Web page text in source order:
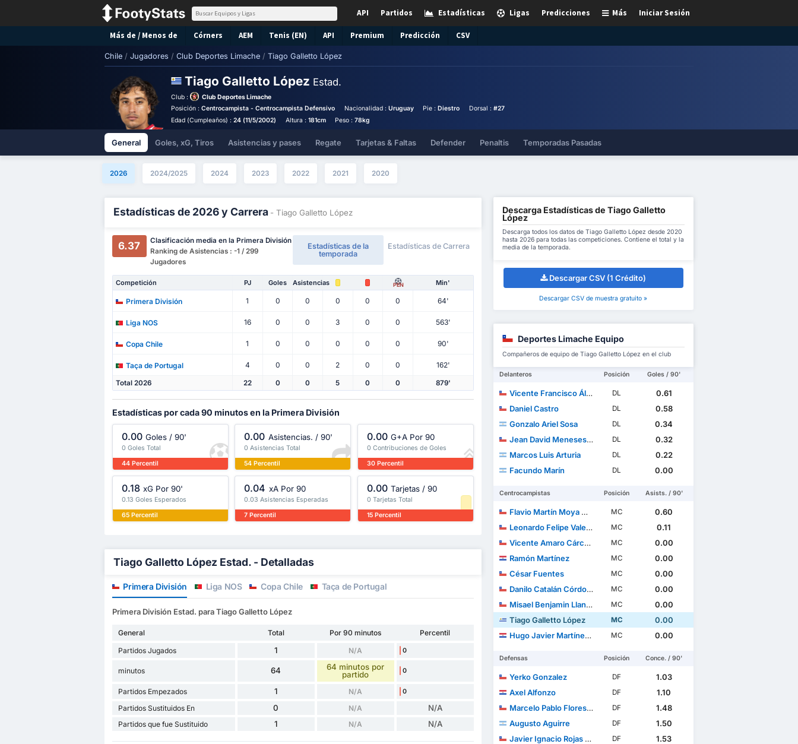
Iniciar Sesión
Más
Predicciones
Ligas
Estadísticas
Partidos
API
Más de / Menos de Córners AEM Tenis (EN) API Premium Predicción CSV
Chile / Jugadores / Club Deportes Limache / Tiago Galletto López
Tiago Galletto López Estad.
Club :
Club Deportes Limache
Posición :Centrocampista - Centrocampista Defensivo Nacionalidad : Uruguay Pie :Diestro Dorsal : #27
Edad (Cumpleaños) :24 (11/5/2002) Altura : 181cm Peso :78kg
General Goles, xG, Tiros Asistencias y pases Regate Tarjetas & Faltas Defender Penaltis Temporadas Pasadas
2026 2024/2025 2024 2023 2022 2021 2020
Estadísticas de 2026 y Carrera - Tiago Galletto López
6.37
Clasificación media en la Primera División
Ranking de Asistencias : -1 / 299
Jugadores
Estadísticas de la
temporada
Estadísticas de Carrera
Competición PJ Goles Asistencias PEN Min'
Primera División 1 0 0 0 0 0 64'
Liga NOS 16 0 0 3 0 0 563'
Copa Chile 1 0 0 0 0 0 90'
Taça de Portugal 4 0 0 2 0 0 162'
Total 2026 22 0 0 5 0 0 879'
Estadísticas por cada 90 minutos en la Primera División
0.00 Goles / 90'
0 Goles Total
44 Percentil
0.00 Asistencias. / 90'
0 Asistencias Total
54 Percentil
0.00 G+A Por 90
0 Contribuciones de Goles
30 Percentil
0.18 xG Por 90'
0.13 Goles Esperados
65 Percentil
0.04 xA Por 90
0.03 Asistencias Esperadas
7 Percentil
0.00 Tarjetas / 90
0 Tarjetas Total
15 Percentil
Tiago Galletto López Estad. - Detalladas
Primera División Liga NOS Copa Chile Taça de Portugal
Primera División Estad. para Tiago Galletto López
General Total Por 90 minutos
Percentil
Partidos Jugados
1 N/A 0
minutos 64
64 minutos por
partido
0
Partidos Empezados 1 N/A 0
Partidos Sustituidos En 0 N/A N/A
Partidos que fue Sustituido 1 N/A N/A
Descarga Estadísticas de Tiago Galletto
López
Descarga todos los datos de Tiago Galletto López desde 2020
hasta 2026 para todas las competiciones. Contiene el total y la
media de la temporada.
Descargar CSV (1 Crédito)
Descargar CSV de muestra gratuito »
Deportes Limache Equipo
Compañeros de equipo de Tiago Galletto López en el club
Delanteros Posición Goles / 90'
Vicente Francisco Álvarez Ulloz DL
0.61
Daniel Castro
DL
0.58
Gonzalo Ariel Sosa
DL
0.34
Jean David Meneses Villarroel
DL
0.32
Marcos Luis Arturia
DL
0.22
Facundo Marín
DL 0.00
Centrocampistas Posición Asists. / 90'
Flavio Martín Moya Ortega MC
0.60
Leonardo Felipe Valencia Rossel
MC
0.11
Vicente Amaro Cárcamo Osorio
MC
0.00
Ramón Martínez
MC
0.00
César Fuentes
MC
0.00
Danilo Catalán Córdova
MC
0.00
Misael Benjamin Llantén Letelier
MC
0.00
Tiago Galletto López
MC
0.00
Hugo Javier Martínez Cantero
MC 0.00
Defensas Posición Conce. / 90'
Yerko Gonzalez DF
1.03
Axel Alfonzo
DF
1.10
Marcelo Pablo Flores Vivallo
DF
1.48
Augusto Aguirre
DF
1.50
Javier Ignacio Rojas Ramírez
DF
1.53